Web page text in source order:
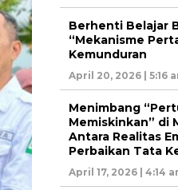
Berhenti Belajar
“Mekanisme
Kemunduran
April 20, 2026 | 5:16
Menimbang
Memiskinkan” di
Antara Realitas
Perbaikan Tata
April 17, 2026 | 4:14